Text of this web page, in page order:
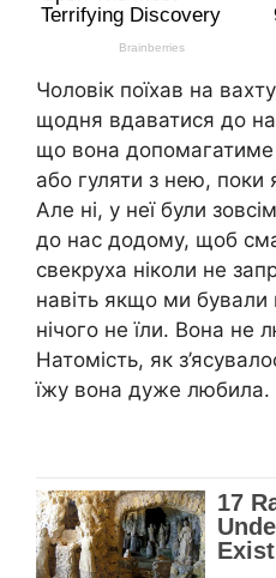
Чоловік поїхав на
щодня вдаватися до
що вона
або гуляти з нею,
Але ні, у неї були
до нас додому, щоб
свекруха ніколи не
навіть якщо ми бували
нічого не їли. Вона не
Натомість, як
їжу вона дуже любила.